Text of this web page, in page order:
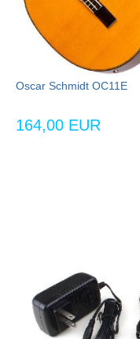
Oscar Schmidt OC11E
164,00 EUR